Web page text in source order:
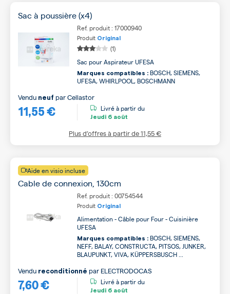
Sac à poussière (x4)
Ref. produit : 17000940
Produit Original
(1)
Sac pour Aspirateur UFESA
Marques compatibles : BOSCH, SIEMENS,
UFESA, WHIRLPOOL, BOSCHMANN
11,55 €
Vendu neuf parCellastor
Livré à partir du
Jeudi 6 août
Plus d’offres à partir de11,55 €
Aide en visio incluse
Cable de connexion, 130cm
Ref. produit : 00754544
Produit Original
Alimentation - Câble pour Four - Cuisinière
UFESA
Marques compatibles : BOSCH, SIEMENS,
NEFF, BALAY, CONSTRUCTA, PITSOS, JUNKER,
BLAUPUNKT, VIVA, KÜPPERSBUSCH ...
7,60 €
Vendu reconditionné par ELECTRODOCAS
Livré à partir du
Jeudi 6 août